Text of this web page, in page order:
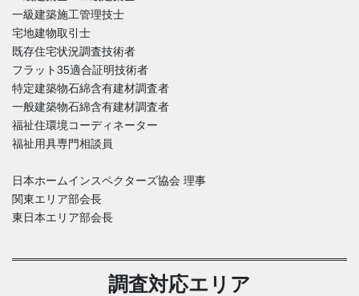
一級建築施工管理技士
宅地建物取引士
既存住宅状況調査技術者
フラット35適合証明技術者
特定建築物石綿含有建材調査者
一般建築物石綿含有建材調査者
福祉住環境コーディネーター
福祉用具専門相談員
日本ホームインスペクターズ協会 理事
関東エリア部会長
東日本エリア部会長
調査対応エリア